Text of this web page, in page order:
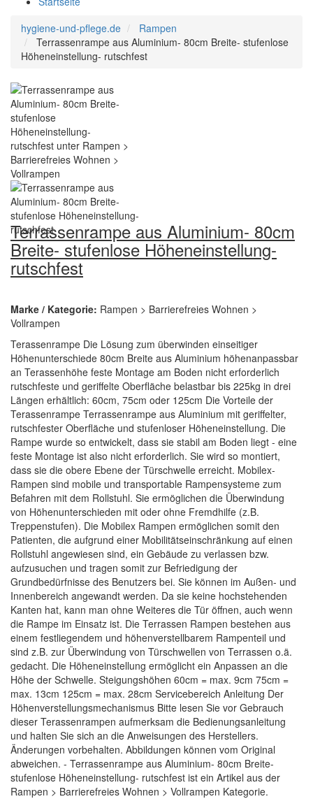
hygiene-und-pflege.de
Rampen
Terrassenrampe aus Aluminium- 80cm Breite- stufenlose
Höheneinstellung- rutschfest
Terrassenrampe aus Aluminium- 80cm
Breite- stufenlose Höheneinstellung-
rutschfest
Marke / Kategorie: Rampen > Barrierefreies Wohnen >
Vollrampen
Terassenrampe Die Lösung zum überwinden einseitiger
Höhenunterschiede 80cm Breite aus Aluminium höhenanpassbar
an Terassenhöhe feste Montage am Boden nicht erforderlich
rutschfeste und geriffelte Oberfläche belastbar bis 225kg in drei
Längen erhältlich: 60cm, 75cm oder 125cm Die Vorteile der
Terassenrampe Terrassenrampe aus Aluminium mit geriffelter,
rutschfester Oberfläche und stufenloser Höheneinstellung. Die
Rampe wurde so entwickelt, dass sie stabil am Boden liegt - eine
feste Montage ist also nicht erforderlich. Sie wird so montiert,
dass sie die obere Ebene der Türschwelle erreicht. Mobilex-
Rampen sind mobile und transportable Rampensysteme zum
Befahren mit dem Rollstuhl. Sie ermöglichen die Überwindung
von Höhenunterschieden mit oder ohne Fremdhilfe (z.B.
Treppenstufen). Die Mobilex Rampen ermöglichen somit den
Patienten, die aufgrund einer Mobilitätseinschränkung auf einen
Rollstuhl angewiesen sind, ein Gebäude zu verlassen bzw.
aufzusuchen und tragen somit zur Befriedigung der
Grundbedürfnisse des Benutzers bei. Sie können im Außen- und
Innenbereich angewandt werden. Da sie keine hoch­stehenden
Kanten hat, kann man ohne Weiteres die Tür öffnen, auch wenn
die Rampe im Einsatz ist. Die Terrassen Rampen bestehen aus
einem festliegendem und höhenverstellbarem Rampenteil und
sind z.B. zur Überwindung von Türschwellen von Terrassen o.ä.
gedacht. Die Höheneinstellung ermöglicht ein Anpassen an die
Höhe der Schwelle. Steigungshöhen 60cm = max. 9cm 75cm =
max. 13cm 125cm = max. 28cm Servicebereich Anleitung Der
Höhenverstellungsmechanismus Bitte lesen Sie vor Gebrauch
dieser Terassenrampen aufmerksam die Bedienungsanleitung
und halten Sie sich an die Anweisungen des Herstellers.
Änderungen vorbehalten. Abbildungen können vom Original
abweichen. - Terrassenrampe aus Aluminium- 80cm Breite-
stufenlose Höheneinstellung- rutschfest ist ein Artikel aus der
Rampen > Barrierefreies Wohnen > Vollrampen Kategorie.